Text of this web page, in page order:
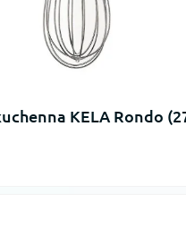
KELA Rondo